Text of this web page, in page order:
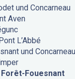
und Concarneau
Aven
L’Abbé
und Concarneau
Fouesnant